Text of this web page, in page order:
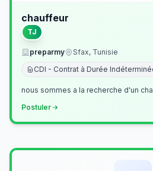
chauffeur
TJ
preparmy
Sfax, Tunisie
CDI - Contrat à Durée
nous sommes a la recherche d'un
Postuler